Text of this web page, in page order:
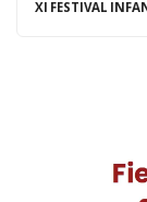
XI FESTIVAL